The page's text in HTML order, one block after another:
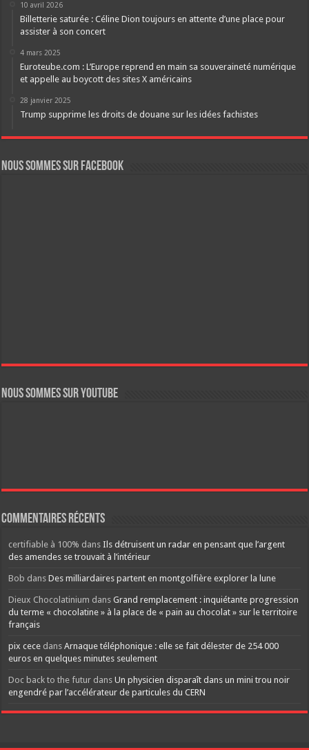
10 avril 2026
Billetterie saturée : Céline Dion toujours en attente d’une place pour
assister à son concert
4 mars 2025
Euroteube.com : L’Europe reprend en main sa souveraineté numérique
et appelle au boycott des sites X américains
28 janvier 2025
Trump supprime les droits de douane sur les idées fachistes
Nous sommes sur FaceBook
Nous sommes sur YouTube
Commentaires récents
certifiable à 100% dansIls détruisent un radar en pensant que l’argent
des amendes se trouvait à l’intérieur
Bob dansDes milliardaires partent en montgolfière explorer la lune
Dieux Chocolatinium dansGrand remplacement : inquiétante progression
du terme « chocolatine » à la place de « pain au chocolat » sur le territoire
français
pix cece dansArnaque téléphonique : elle se fait délester de 254 000
euros en quelques minutes seulement
Doc back to the futur dansUn physicien disparaît dans un mini trou noir
engendré par l’accélérateur de particules du CERN